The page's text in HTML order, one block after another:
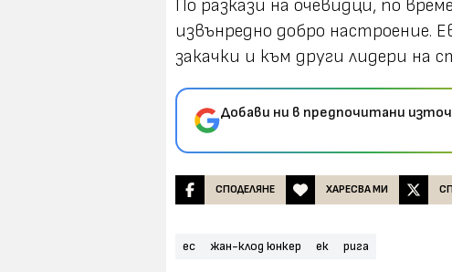
По разкази на очевидци, по
извънредно добро настроение.
закачки и към други лидери на
Добави ни в предпочитани
СПОДЕЛЯНЕ ХАРЕСВА МИ
ес жан-клод юнкер ек рига